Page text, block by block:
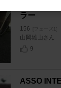
ラー
156 [フェーズ1]
山岡雄山さん
9
ASSO